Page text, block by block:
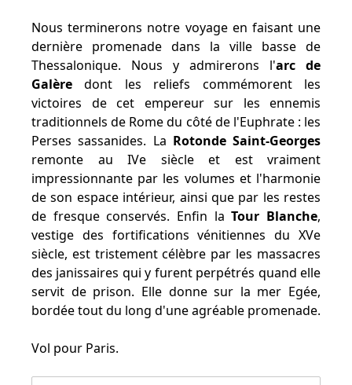
Nous terminerons notre voyage en faisant une
dernière promenade dans la ville basse de
Thessalonique. Nous y admirerons l'arc de
Galère dont les reliefs commémorent les
victoires de cet empereur sur les ennemis
traditionnels de Rome du côté de l'Euphrate : les
Perses sassanides. La Rotonde Saint-Georges
remonte au IVe siècle et est vraiment
impressionnante par les volumes et l'harmonie
de son espace intérieur, ainsi que par les restes
de fresque conservés. Enfin laTour Blanche,
vestige des fortifications vénitiennes du XVe
siècle, est tristement célèbre par les massacres
des janissaires qui y furent perpétrés quand elle
servit de prison. Elle donne sur la mer Egée,
bordée tout du long d'une agréable promenade.
Vol pour Paris.